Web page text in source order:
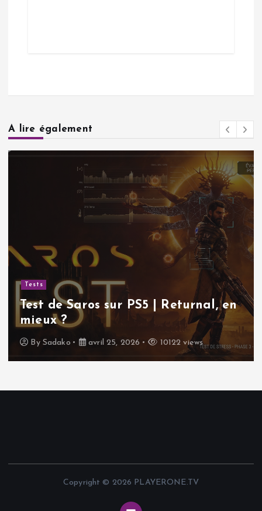
A lire également
Tests
Test de Saros sur PS5 | Returnal, en
mieux ?
By Sadako avril 25, 2026 10122 views
Copyright © 2026 PLAYERONE.TV